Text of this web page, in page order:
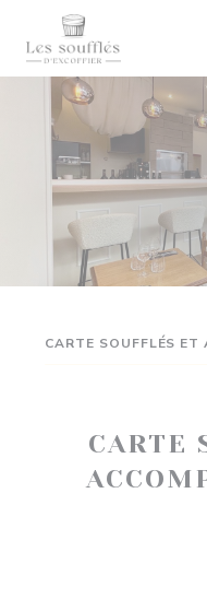
Cookie管理面板
CARTE SOUFFLÉS ET
CARTE